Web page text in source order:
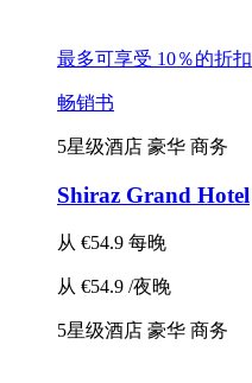
最多可享受 10％的折扣
畅销书
5星级酒店 豪华 商务
Shiraz Grand Hotel
从 €54.9 每晚
从 €54.9 /夜晚
5星级酒店 豪华 商务